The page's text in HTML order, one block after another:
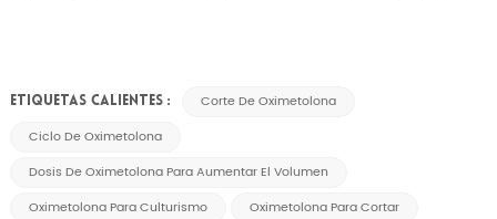
ETIQUETAS CALIENTES :
Corte De Oximetolona
Ciclo De Oximetolona
Dosis De Oximetolona Para Aumentar El Volumen
Oximetolona Para Culturismo
Oximetolona Para Cortar